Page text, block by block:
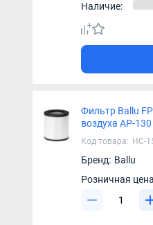
Наличие:
Фильтр Ballu
воздуха AP-130
Код товара: НС-
Бренд: Ballu
Розничная